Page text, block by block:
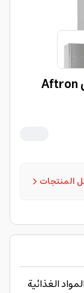
ثلاجة بابين بسعة 200 لتر أفترون Aftron
المنتجات
الغذائية